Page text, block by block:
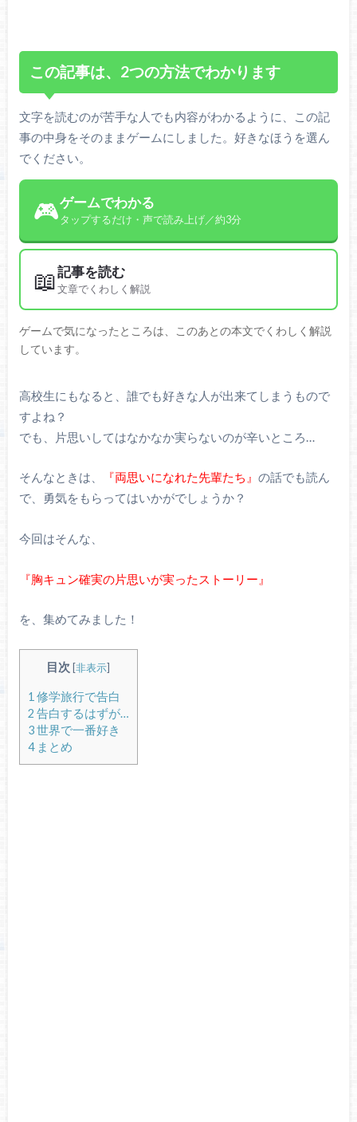
この記事は、2つの方法でわかります
文字を読むのが苦手な人でも内容がわかるように、この記
事の中身をそのままゲームにしました。好きなほうを選ん
でください。
🎮ゲームでわかる
タップするだけ・声で読み上げ／約3分
📖記事を読む
文章でくわしく解説
ゲームで気になったところは、このあとの本文でくわしく解説
しています。
高校生にもなると、誰でも好きな人が出来てしまうもので
すよね？
でも、片思いしてはなかなか実らないのが辛いところ…
そんなときは、 『両思いになれた先輩たち』 の話でも読ん
で、勇気をもらってはいかがでしょうか？
今回はそんな、
『胸キュン確実の片思いが実ったストーリー』
を、集めてみました！
目次 [非表示]
1 修学旅行で告白
2 告白するはずが…
3世界で一番好き
4まとめ